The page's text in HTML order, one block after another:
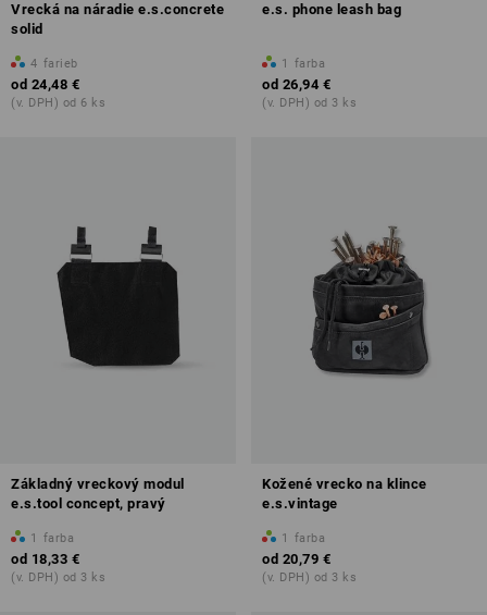
Vrecká na náradie e.s.concrete
solid
4 farieb
od 24,48 €
(v. DPH) od 6 ks
e.s. phone leash bag
1 farba
od 26,94 €
(v. DPH) od 3 ks
Základný vreckový modul
e.s.tool concept, pravý
1 farba
od 18,33 €
(v. DPH) od 3 ks
Kožené vrecko na klince
e.s.vintage
1 farba
od 20,79 €
(v. DPH) od 3 ks